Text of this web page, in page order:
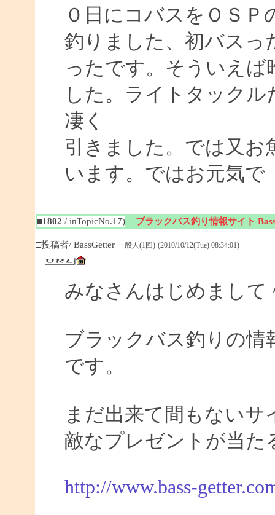
０日にコバスをＯＳ
釣りました、初バスっ
ったです。そういえ
した。ライトタック
凄く
引きました。では又お
います。ではお元気で
■1802 / inTopicNo.17) ブラックバス釣り情報サイト
□投稿者/ BassGetter 一般人(1回)-(2010/10/12(Tue) 08:34:01)
みなさんはじめまして
ブラックバス釣りの情
です。
まだ出来て間もないサ
敵なプレゼントが当た
http://www.bass-